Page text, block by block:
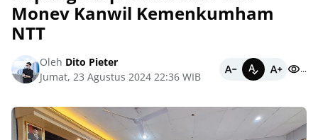
Monev Kanwil Kemenkumham
NTT
Oleh Dito Pieter
Jumat, 23 Agustus 2024 22:36 WIB
...